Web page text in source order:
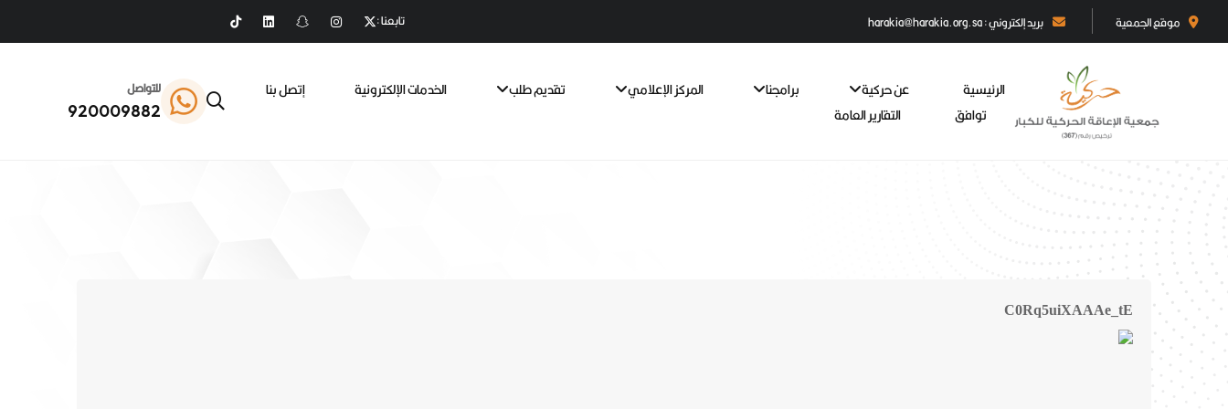
موقع الجمعية بريد إلكتروني : harakia@harakia.org.sa تابعنا :
الرئيسية عن حركية برامجنا المركز الإعلامي تقديم طلب الخدمات الإلكترونية
إتصل بنا
توافق
التقارير العامة
للتواصل
920009882
C0Rq5uiXAAAe_tE